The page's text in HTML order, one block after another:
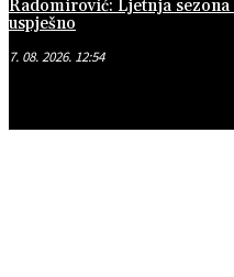
Radomirović: Ljetnja sezona
uspješno
7. 08. 2026. 12:54